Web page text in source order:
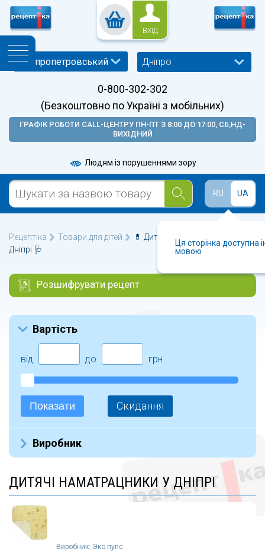
ВХІД
Дніпро
0-800-302-302
(Безкоштовно по Україні з мобільних)
ГРАФІК РОБОТИ CALL-ЦЕНТРУ ПН-ПТ З 8:00 ДО 17:00, СБ,НД-
ВИХІДНИЙ
Людям із порушеннями зору
RU UA
Ця сторінка доступна
мовою
Рецептіка Товари для дітей
💊 Дитячі наматрацники у
Дніпрі 🩺
Розшифрувати рецепт
Вартість
від до грн
Показати Скидання
Виробник
Nobelpharma (Турция) (6)
ДИТЯЧІ НАМАТРАЦНИКИ У ДНІПРІ
Виробник: Эко пупс